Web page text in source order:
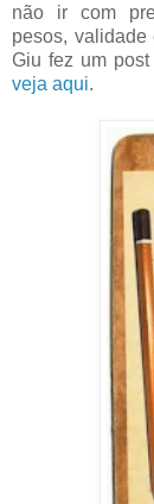
não ir com
pesos, validade
Giu fez um
veja aqui.